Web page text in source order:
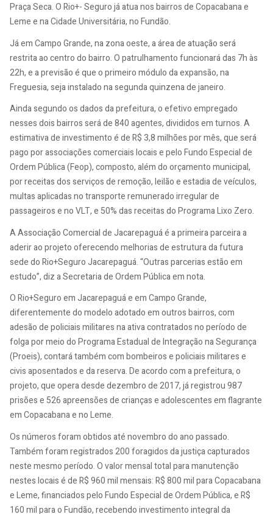
Praça Seca. O Rio+- Seguro já atua nos bairros de Copacabana e
Leme e na Cidade Universitária, no Fundão.
Já em Campo Grande, na zona oeste, a área de atuação será
restrita ao centro do bairro. O patrulhamento funcionará das 7h às
22h, e a previsão é que o primeiro módulo da expansão, na
Freguesia, seja instalado na segunda quinzena de janeiro.
Ainda segundo os dados da prefeitura, o efetivo empregado
nesses dois bairros será de 840 agentes, divididos em turnos. A
estimativa de investimento é de R$ 3,8 milhões por mês, que será
pago por associações comerciais locais e pelo Fundo Especial de
Ordem Pública (Feop), composto, além do orçamento municipal,
por receitas dos serviços de remoção, leilão e estadia de veículos,
multas aplicadas no transporte remunerado irregular de
passageiros e no VLT, e 50% das receitas do Programa Lixo Zero.
A Associação Comercial de Jacarepaguá é a primeira parceira a
aderir ao projeto oferecendo melhorias de estrutura da futura
sede do Rio+Seguro Jacarepaguá. “Outras parcerias estão em
estudo”, diz a Secretaria de Ordem Pública em nota.
O Rio+Seguro em Jacarepaguá e em Campo Grande,
diferentemente do modelo adotado em outros bairros, com
adesão de policiais militares na ativa contratados no período de
folga por meio do Programa Estadual de Integração na Segurança
(Proeis), contará também com bombeiros e policiais militares e
civis aposentados e da reserva. De acordo com a prefeitura, o
projeto, que opera desde dezembro de 2017, já registrou 987
prisões e 526 apreensões de crianças e adolescentes em flagrante
em Copacabana e no Leme.
Os números foram obtidos até novembro do ano passado.
Também foram registrados 200 foragidos da justiça capturados
neste mesmo período. O valor mensal total para manutenção
nestes locais é de R$ 960 mil mensais: R$ 800 mil para Copacabana
e Leme, financiados pelo Fundo Especial de Ordem Pública, e R$
160 mil para o Fundão, recebendo investimento integral da